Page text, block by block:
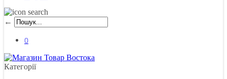
←
0
Категорії